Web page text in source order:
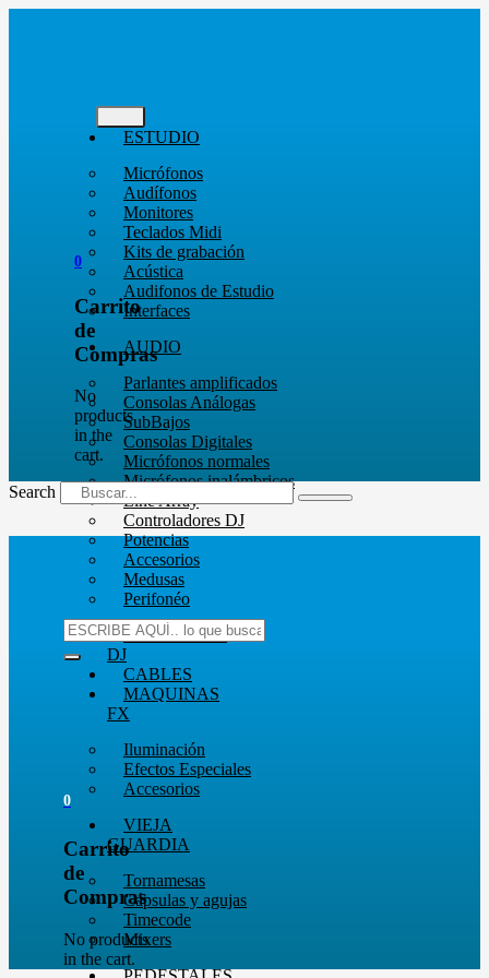
ESTUDIO
Micrófonos
Audífonos
Monitores
Teclados Midi
Kits de grabación
Acústica
Audifonos de Estudio
Interfaces
AUDIO
Parlantes amplificados
Consolas Análogas
SubBajos
Consolas Digitales
Micrófonos normales
Micrófonos inalámbricos
Line Array
Controladores DJ
Potencias
Accesorios
Medusas
Perifonéo
AUDIFONOS
DJ
CABLES
MAQUINAS
FX
Iluminación
Efectos Especiales
Accesorios
VIEJA
GUARDIA
Tornamesas
Cápsulas y agujas
Timecode
Mixers
0
Carrito
de
Compras
No
products
in the
cart.
Search
0
Carrito
de
Compras
No products
in the cart.